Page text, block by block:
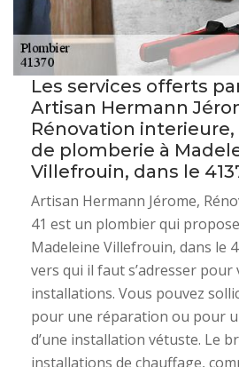
Les services offerts
Artisan Hermann
Rénovation interieure,
de plomberie à
Villefrouin, dans le
Artisan Hermann Jérome,
41 est un plombier qui
Madeleine Villefrouin, dans le
vers qui il faut s’adresser pour
installations. Vous pouvez
pour une réparation ou pour
d’une installation vétuste. Le
installations de chauffage,